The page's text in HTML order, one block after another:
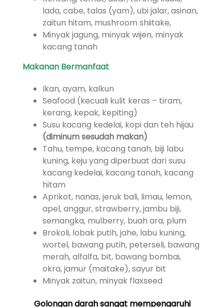
lada, cabe, talas (yam), ubi jalar, asinan,
zaitun hitam, mushroom shiitake,
Minyak jagung, minyak wijen, minyak
kacang tanah
Makanan Bermanfaat
Ikan, ayam, kalkun
Seafood (kecuali kulit keras – tiram,
kerang, kepak, kepiting)
Susu kacang kedelai, kopi dan teh hijau
(diminum sesudah makan)
Tahu, tempe, kacang tanah, biji labu
kuning, keju yang diperbuat dari susu
kacang kedelai, kacang tanah, kacang
hitam
Aprikot, nanas, jeruk bali, limau, lemon,
apel, anggur, strawberry, jambu biji,
semangka, mulberry, buah ara, plum
Brokoli, lobak putih, jahe, labu kuning,
wortel, bawang putih, peterseli, bawang
merah, alfalfa, bit, bawang bombai,
okra, jamur (maitake), sayur bit
Minyak zaitun, minyak flaxseed
Golongan darah sangat mempengaruhi